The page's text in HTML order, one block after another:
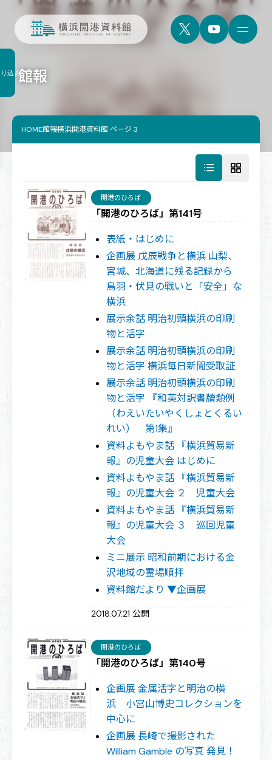
館報
HOME館報横浜開港資料館 ページ 3
「開港のひろば」第141号
開港のひろば
表紙・はじめに
企画展 戊辰戦争と横浜 山梨、
宮城、北海道に残る記録から
鳥羽・伏見の戦いと「安全」な
横浜
展示余話 明治初頭横浜の印刷
物と活字
展示余話 明治初頭横浜の印刷
物と活字 横浜毎日新聞受取証
展示余話 明治初頭横浜の印刷
物と活字 『和英対訳書牘類例
（わえいたいやくしょとくるい
れい） 第1集』
資料よもやま話 『横浜貿易新
報』の児童大会 はじめに
資料よもやま話 『横浜貿易新
報』の児童大会 ２ 児童大会
資料よもやま話 『横浜貿易新
報』の児童大会 ３ 巡回児童
大会
ミニ展示 昭和前期における金
沢地域の霊場順拝
資料館だより ▼企画展
2018.07.21 公開
「開港のひろば」第140号
開港のひろば
企画展 金属活字と明治の横
浜 小宮山博史コレクションを
中心に
企画展 長崎で撮影された
William Gamble の写真 発見！
込み